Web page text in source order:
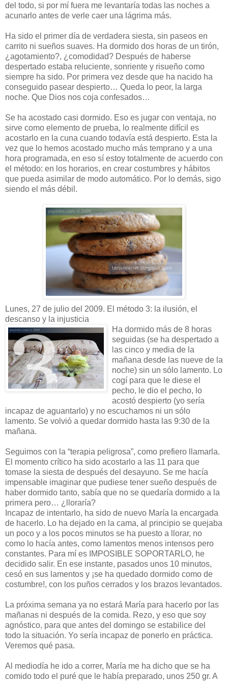
del todo, si por mí fuera me levantaría todas las noches a
acunarlo antes de verle caer una lágrima más.
Ha sido el primer día de verdadera siesta, sin paseos en
carrito ni sueños suaves. Ha dormido dos horas de un tirón,
¿agotamiento?, ¿comodidad? Después de haberse
despertado estaba reluciente, sonriente y risueño como
siempre ha sido. Por primera vez desde que ha nacido ha
conseguido pasear despierto… Queda lo peor, la larga
noche. Que Dios nos coja confesados…
Se ha acostado casi dormido. Eso es jugar con ventaja, no
sirve como elemento de prueba, lo realmente difícil es
acostarlo en la cuna cuando todavía está despierto. Esta la
vez que lo hemos acostado mucho más temprano y a una
hora programada, en eso sí estoy totalmente de acuerdo con
el método: en los horarios, en crear costumbres y hábitos
que pueda asimilar de modo automático. Por lo demás, sigo
siendo el más débil.
Lunes, 27 de julio del 2009. El método 3: la ilusión, el
descanso y la injusticia
Ha dormido más de 8 horas
seguidas (se ha despertado a
las cinco y media de la
mañana desde las nueve de la
noche) sin un sólo lamento. Lo
cogí para que le diese el
pecho, le dio el pecho, lo
acostó despierto (yo sería
incapaz de aguantarlo) y no escuchamos ni un sólo
lamento. Se volvió a quedar dormido hasta las 9:30 de la
mañana.
Seguimos con la “terapia peligrosa”, como prefiero llamarla.
El momento crítico ha sido acostarlo a las 11 para que
tomase la siesta de después del desayuno. Se me hacía
impensable imaginar que pudiese tener sueño después de
haber dormido tanto, sabía que no se quedaría dormido a la
primera pero… ¿lloraría?
Incapaz de intentarlo, ha sido de nuevo María la encargada
de hacerlo. Lo ha dejado en la cama, al principio se quejaba
un poco y a los pocos minutos se ha puesto a llorar, no
como lo hacía antes, como lamentos menos intensos pero
constantes. Para mí es IMPOSIBLE SOPORTARLO, he
decidido salir. En ese instante, pasados unos 10 minutos,
cesó en sus lamentos y ¡se ha quedado dormido como de
costumbre!, con los puños cerrados y los brazos levantados.
La próxima semana ya no estará María para hacerlo por las
mañanas ni después de la comida. Rezo, y eso que soy
agnóstico, para que antes del domingo se estabilice del
todo la situación. Yo sería incapaz de ponerlo en práctica.
Veremos qué pasa.
Al mediodía he ido a correr, María me ha dicho que se ha
comido todo el puré que le había preparado, unos 250 gr. A